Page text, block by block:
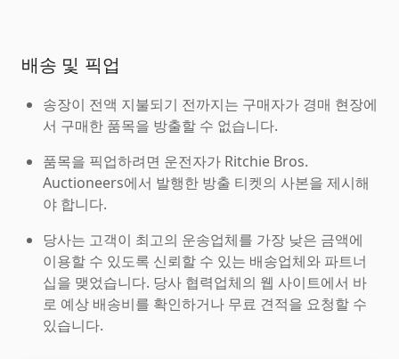
배송 및 픽업
송장이 전액 지불되기 전까지는 구매자가 경매 현장에
서 구매한 품목을 방출할 수 없습니다.
품목을 픽업하려면 운전자가 Ritchie Bros.
Auctioneers에서 발행한 방출 티켓의 사본을 제시해
야 합니다.
당사는 고객이 최고의 운송업체를 가장 낮은 금액에
이용할 수 있도록 신뢰할 수 있는 배송업체와 파트너
십을 맺었습니다. 당사 협력업체의 웹 사이트에서 바
로 예상 배송비를 확인하거나 무료 견적을 요청할 수
있습니다.